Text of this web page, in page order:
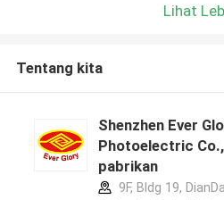
Lihat
Tentang kita
Shenzhen Ever
Photoelectric
pabrikan
9F, Bldg 19,